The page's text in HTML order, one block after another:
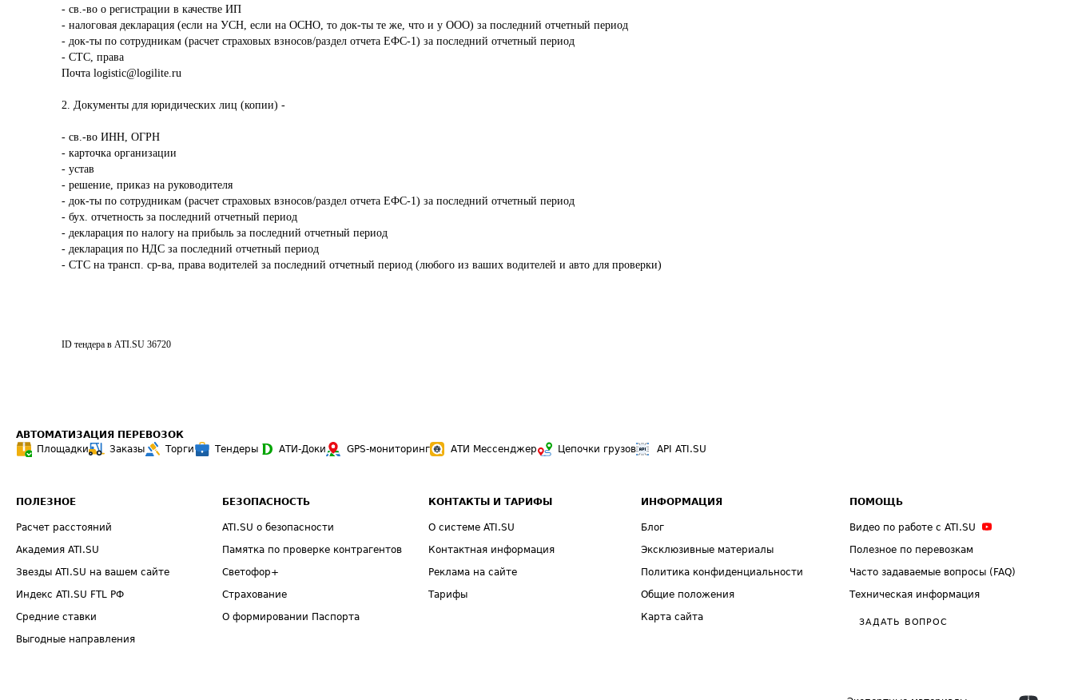
- св.-во о регистрации в качестве ИП
- налоговая декларация (если на УСН, если на ОСНО, то док-ты те же, что и у ООО) за последний отчетный период
- док-ты по сотрудникам (расчет страховых взносов/раздел отчета ЕФС-1) за последний отчетный период
- СТС, права
Почта logistic@logilite.ru
2. Документы для юридических лиц (копии) -
- св.-во ИНН, ОГРН
- карточка организации
- устав
- решение, приказ на руководителя
- док-ты по сотрудникам (расчет страховых взносов/раздел отчета ЕФС-1) за последний отчетный период
- бух. отчетность за последний отчетный период
- декларация по налогу на прибыль за последний отчетный период
- декларация по НДС за последний отчетный период
- СТС на трансп. ср-ва, права водителей за последний отчетный период (любого из ваших водителей и авто для проверки)
ID тендера в ATI.SU 36720
АВТОМАТИЗАЦИЯ ПЕРЕВОЗОК
Площадки
Заказы Торги Тендеры АТИ-Доки GPS-мониторинг АТИ Мессенджер Цепочки грузов API ATI.SU
ПОЛЕЗНОЕ
Расчет расстояний
Академия ATI.SU
Звезды ATI.SU на вашем сайте
Индекс ATI.SU FTL РФ
Средние ставки
Выгодные направления
БЕЗОПАСНОСТЬ
ATI.SU о безопасности
Памятка по проверке контрагентов
Светофор+
Страхование
О формировании Паспорта
КОНТАКТЫ И ТАРИФЫ
О системе ATI.SU
Контактная информация
Реклама на сайте
Тарифы
ИНФОРМАЦИЯ
Блог
Эксклюзивные материалы
Политика конфиденциальности
Общие положения
Карта сайта
ПОМОЩЬ
Видео по работе с ATI.SU
Полезное по перевозкам
Часто задаваемые вопросы (FAQ)
Техническая информация
ЗАДАТЬ ВОПРОС